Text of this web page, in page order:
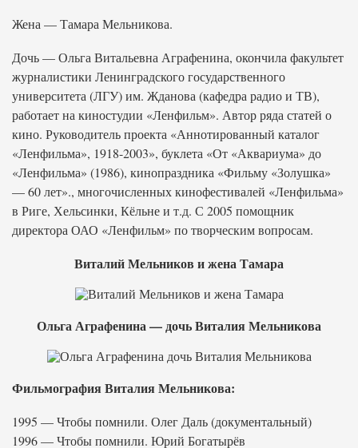
Жена — Тамара Мельникова.
Дочь — Ольга Витальевна Аграфенина, окончила факультет
журналистики Ленинградского государственного
университета (ЛГУ) им. Жданова (кафедра радио и ТВ),
работает на киностудии «Ленфильм». Автор ряда статей о
кино. Руководитель проекта «Аннотированный каталог
«Ленфильма», 1918-2003», буклета «От «Аквариума» до
«Ленфильма» (1986), кинопраздника «Фильму «Золушка»
— 60 лет»., многочисленных кинофестивалей «Ленфильма»
в Риге, Хельсинки, Кёльне и т.д. С 2005 помощник
директора ОАО «Ленфильм» по творческим вопросам.
Виталий Мельников и жена Тамара
Ольга Аграфенина — дочь Виталия Мельникова
Фильмография Виталия Мельникова:
1995 — Чтобы помнили. Олег Даль (документальный)
1996 — Чтобы помнили. Юрий Богатырёв